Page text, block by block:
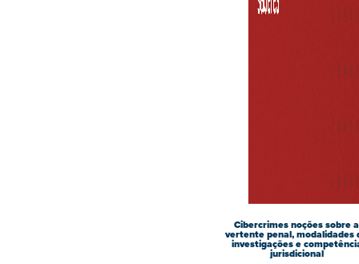
Cibercrimes noções sobre a
vertente penal, modalidades
investigações e
jurisdicional